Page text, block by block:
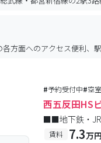
方面へのアクセス便利
#予約受付中#空
西五反田HS
■■地下鉄・
賃料 7.3万円